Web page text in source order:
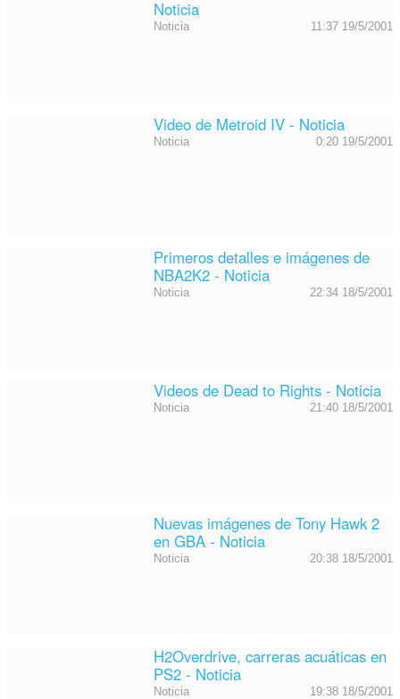
Noticia
Noticia 11:37 19/5/2001
Video de Metroid IV - Noticia
Noticia 0:20 19/5/2001
Primeros detalles e imágenes de
NBA2K2 - Noticia
Noticia 22:34 18/5/2001
Videos de Dead to Rights - Noticia
Noticia 21:40 18/5/2001
Nuevas imágenes de Tony Hawk 2
en GBA - Noticia
Noticia 20:38 18/5/2001
H2Overdrive, carreras acuáticas en
PS2 - Noticia
Noticia 19:38 18/5/2001